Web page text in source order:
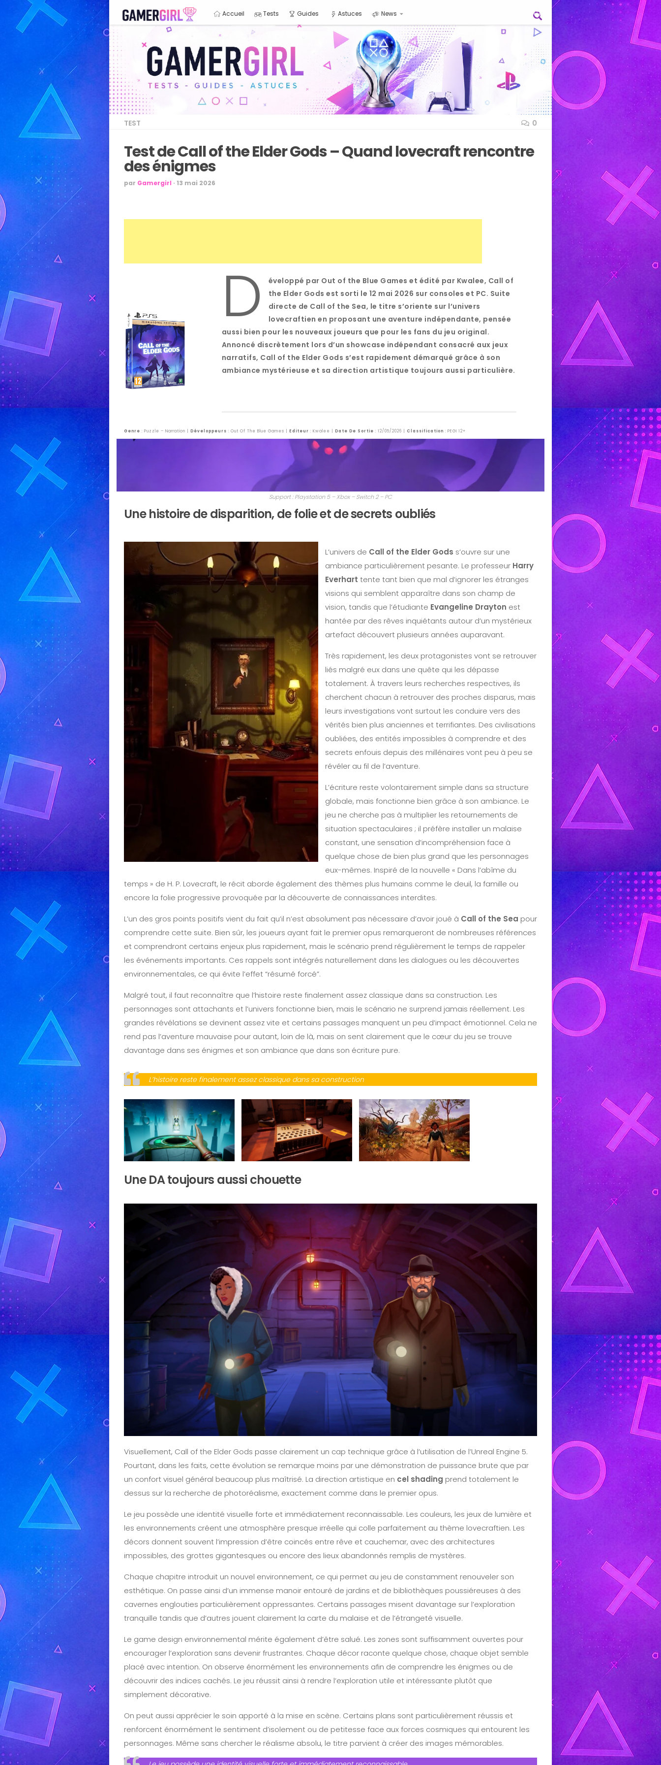
Accueil Tests Guides Astuces News
TEST 0
Test de Call of the Elder Gods – Quand lovecraft rencontre
des énigmes
par Gamergirl · 13 mai 2026
D
éveloppé par Out of the Blue Games et édité par Kwalee, Call of
the Elder Gods est sorti le 12 mai 2026 sur consoles et PC. Suite
directe de Call of the Sea, le titre s’oriente sur l’univers
lovecraftien en proposant une aventure indépendante, pensée
aussi bien pour les nouveaux joueurs que pour les fans du jeu original.
Annoncé discrètement lors d’un showcase indépendant consacré aux jeux
narratifs, Call of the Elder Gods s’est rapidement démarqué grâce à son
ambiance mystérieuse et sa direction artistique toujours aussi particulière.
Genre : Puzzle – Narration | Développeurs : Out Of The Blue Games | Editeur : Kwalee | Date De Sortie : 12/05/2026 | Classification : PEGI 12+
Support : Playstation 5 – Xbox – Switch 2 – PC
Une histoire de disparition, de folie et de secrets oubliés
L’univers de Call of the Elder Gods s’ouvre sur une
ambiance particulièrement pesante. Le professeur Harry
Everhart tente tant bien que mal d’ignorer les étranges
visions qui semblent apparaître dans son champ de
vision, tandis que l’étudiante Evangeline Drayton est
hantée par des rêves inquiétants autour d’un mystérieux
artefact découvert plusieurs années auparavant.
Très rapidement, les deux protagonistes vont se retrouver
liés malgré eux dans une quête qui les dépasse
totalement. À travers leurs recherches respectives, ils
cherchent chacun à retrouver des proches disparus, mais
leurs investigations vont surtout les conduire vers des
vérités bien plus anciennes et terrifiantes. Des civilisations
oubliées, des entités impossibles à comprendre et des
secrets enfouis depuis des millénaires vont peu à peu se
révéler au fil de l’aventure.
L’écriture reste volontairement simple dans sa structure
globale, mais fonctionne bien grâce à son ambiance. Le
jeu ne cherche pas à multiplier les retournements de
situation spectaculaires ; il préfère installer un malaise
constant, une sensation d’incompréhension face à
quelque chose de bien plus grand que les personnages
eux-mêmes. Inspiré de la nouvelle « Dans l’abîme du
temps » de H. P. Lovecraft, le récit aborde également des thèmes plus humains comme le deuil, la famille ou
encore la folie progressive provoquée par la découverte de connaissances interdites.
L’un des gros points positifs vient du fait qu’il n’est absolument pas nécessaire d’avoir joué à Call of the Sea pour
comprendre cette suite. Bien sûr, les joueurs ayant fait le premier opus remarqueront de nombreuses références
et comprendront certains enjeux plus rapidement, mais le scénario prend régulièrement le temps de rappeler
les événements importants. Ces rappels sont intégrés naturellement dans les dialogues ou les découvertes
environnementales, ce qui évite l’effet “résumé forcé”.
Malgré tout, il faut reconnaître que l’histoire reste finalement assez classique dans sa construction. Les
personnages sont attachants et l’univers fonctionne bien, mais le scénario ne surprend jamais réellement. Les
grandes révélations se devinent assez vite et certains passages manquent un peu d’impact émotionnel. Cela ne
rend pas l’aventure mauvaise pour autant, loin de là, mais on sent clairement que le cœur du jeu se trouve
davantage dans ses énigmes et son ambiance que dans son écriture pure.
L’histoire reste finalement assez classique dans sa construction
Une DA toujours aussi chouette
Visuellement, Call of the Elder Gods passe clairement un cap technique grâce à l’utilisation de l’Unreal Engine 5.
Pourtant, dans les faits, cette évolution se remarque moins par une démonstration de puissance brute que par
un confort visuel général beaucoup plus maîtrisé. La direction artistique en cel shading prend totalement le
dessus sur la recherche de photoréalisme, exactement comme dans le premier opus.
Le jeu possède une identité visuelle forte et immédiatement reconnaissable. Les couleurs, les jeux de lumière et
les environnements créent une atmosphère presque irréelle qui colle parfaitement au thème lovecraftien. Les
décors donnent souvent l’impression d’être coincés entre rêve et cauchemar, avec des architectures
impossibles, des grottes gigantesques ou encore des lieux abandonnés remplis de mystères.
Chaque chapitre introduit un nouvel environnement, ce qui permet au jeu de constamment renouveler son
esthétique. On passe ainsi d’un immense manoir entouré de jardins et de bibliothèques poussiéreuses à des
cavernes englouties particulièrement oppressantes. Certains passages misent davantage sur l’exploration
tranquille tandis que d’autres jouent clairement la carte du malaise et de l’étrangeté visuelle.
Le game design environnemental mérite également d’être salué. Les zones sont suffisamment ouvertes pour
encourager l’exploration sans devenir frustrantes. Chaque décor raconte quelque chose, chaque objet semble
placé avec intention. On observe énormément les environnements afin de comprendre les énigmes ou de
découvrir des indices cachés. Le jeu réussit ainsi à rendre l’exploration utile et intéressante plutôt que
simplement décorative.
On peut aussi apprécier le soin apporté à la mise en scène. Certains plans sont particulièrement réussis et
renforcent énormément le sentiment d’isolement ou de petitesse face aux forces cosmiques qui entourent les
personnages. Même sans chercher le réalisme absolu, le titre parvient à créer des images mémorables.